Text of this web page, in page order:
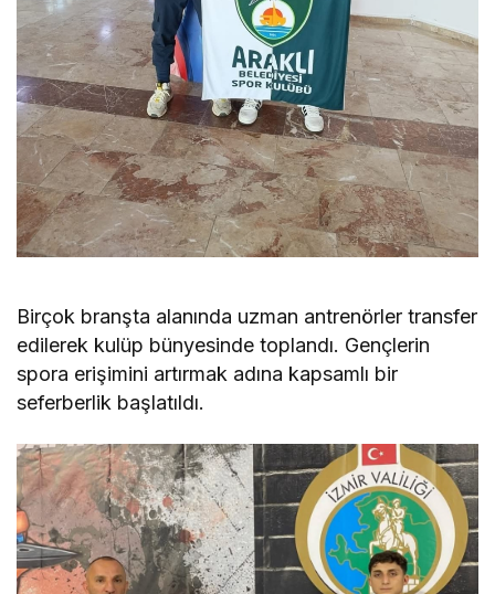
Birçok branşta alanında uzman antrenörler transfer
edilerek kulüp bünyesinde toplandı. Gençlerin
spora erişimini artırmak adına kapsamlı bir
seferberlik başlatıldı.